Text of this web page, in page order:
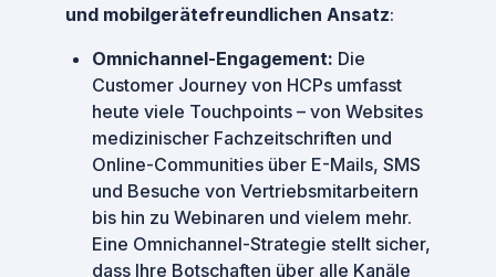
und mobilgerätefreundlichen Ansatz:
Omnichannel-Engagement: Die
Customer Journey von HCPs umfasst
heute viele Touchpoints – von Websites
medizinischer Fachzeitschriften und
Online-Communities über E-Mails, SMS
und Besuche von Vertriebsmitarbeitern
bis hin zu Webinaren und vielem mehr.
Eine Omnichannel-Strategie stellt sicher,
dass Ihre Botschaften über alle Kanäle